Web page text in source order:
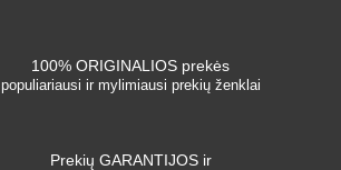
100% ORIGINALIOS prekės
populiariausi ir mylimiausi prekių ženklai
Prekių GARANTIJOS ir